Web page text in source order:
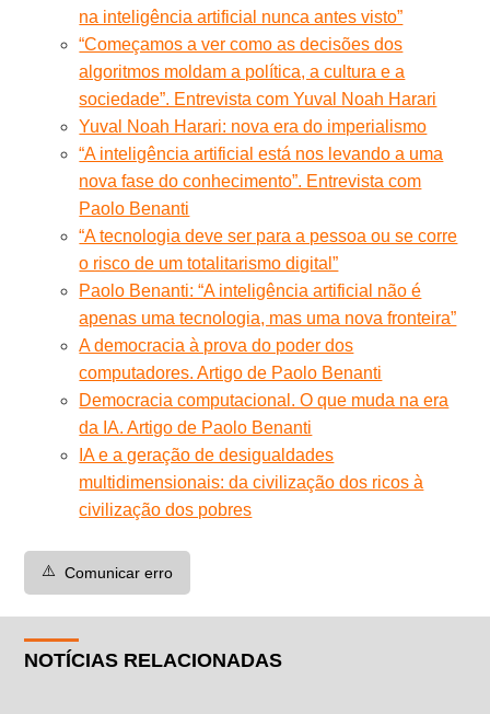
na inteligência artificial nunca antes visto”
“Começamos a ver como as decisões dos
algoritmos moldam a política, a cultura e a
sociedade”. Entrevista com Yuval Noah Harari
Yuval Noah Harari: nova era do imperialismo
“A inteligência artificial está nos levando a uma
nova fase do conhecimento”. Entrevista com
Paolo Benanti
“A tecnologia deve ser para a pessoa ou se corre
o risco de um totalitarismo digital”
Paolo Benanti: “A inteligência artificial não é
apenas uma tecnologia, mas uma nova fronteira”
A democracia à prova do poder dos
computadores. Artigo de Paolo Benanti
Democracia computacional. O que muda na era
da IA. Artigo de Paolo Benanti
IA e a geração de desigualdades
multidimensionais: da civilização dos ricos à
civilização dos pobres
⚠️ Comunicar erro
NOTÍCIAS RELACIONADAS